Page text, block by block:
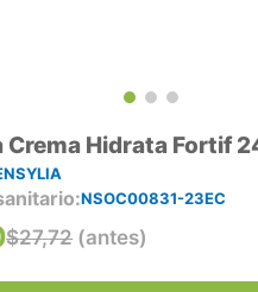
Crema Hidrata Fortif
NSOC00831-23EC
$27,72 (antes)